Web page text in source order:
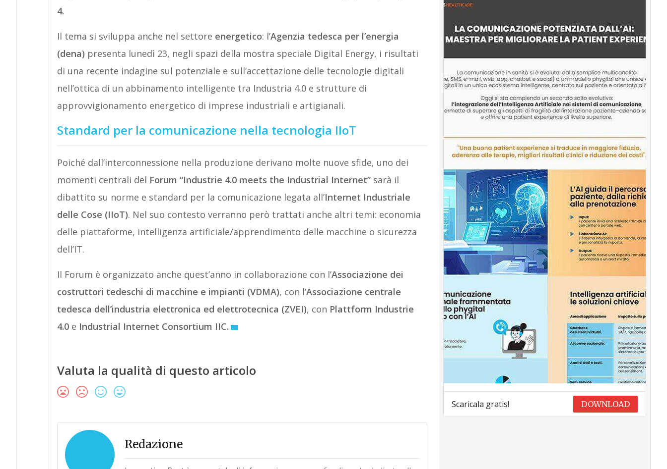
4.
Il tema si sviluppa anche nel settore energetico: l’Agenzia tedesca per l’energia
(dena) presenta lunedì 23, negli spazi della mostra speciale Digital Energy, i risultati
di una recente indagine sul potenziale e sull’accettazione delle tecnologie digitali
nell’ottica di un abbinamento intelligente tra Industria 4.0 e strutture di
approvvigionamento energetico di imprese industriali e artigianali.
Standard per la comunicazione nella tecnologia IIoT
Poiché dall’interconnessione nella produzione derivano molte nuove sfide, uno dei
momenti centrali del Forum “Industrie 4.0 meets the Industrial Internet”sarà il
dibattito su norme e standard per la comunicazione legata all’Internet Industriale
delle Cose (IIoT). Nel suo contesto verranno però trattati anche altri temi: economia
delle piattaforme, intelligenza artificiale/apprendimento delle macchine o sicurezza
dell’IT.
Il Forum è organizzato anche quest’anno in collaborazione con l’Associazione dei
costruttori tedeschi di macchine e impianti (VDMA), con l’Associazione centrale
tedesca dell’industria elettronica ed elettrotecnica (ZVEI), con Plattform Industrie
4.0e Industrial Internet Consortium IIC.
Valuta la qualità di questo articolo
Redazione
Scaricala gratis! DOWNLOAD